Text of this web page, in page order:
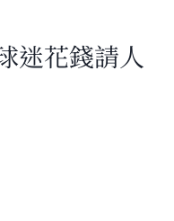
迷花錢請人